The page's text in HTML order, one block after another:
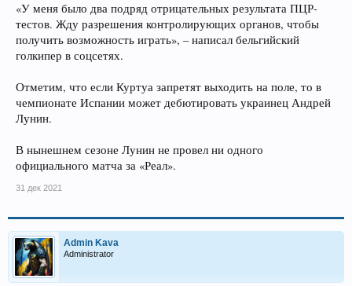
«У меня было два подряд отрицательных результата ПЦР-
тестов. Жду разрешения контролирующих органов, чтобы
получить возможность играть», – написал бельгийский
голкипер в соцсетях.
Отметим, что если Куртуа запретят выходить на поле, то в
чемпионате Испании может дебютировать украинец Андрей
Лунин.
В нынешнем сезоне Лунин не провел ни одного
официального матча за «Реал».
31 дек 2021
Admin Kava
Administrator